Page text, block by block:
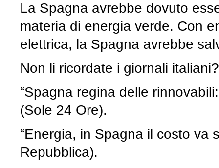
La Spagna avrebbe dovuto
materia di energia verde. Con
elettrica, la Spagna avrebbe
Non li ricordate i giornali italiani?
“Spagna regina delle
(Sole 24 Ore).
“Energia, in Spagna il costo va
Repubblica).